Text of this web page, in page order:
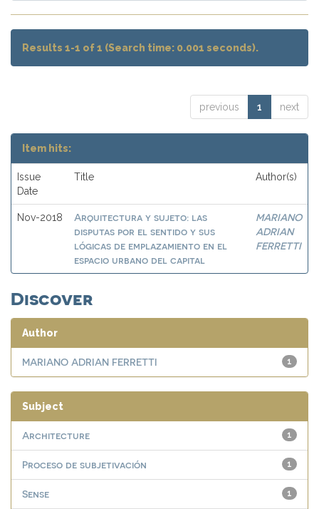
Results 1-1 of 1 (Search time: 0.001 seconds).
previous 1 next
Item hits:
Issue
Date
Title Author(s)
Nov-2018
Arquitectura y sujeto: las
disputas por el sentido y sus
lógicas de emplazamiento en el
espacio urbano del capital
MARIANO
ADRIAN
FERRETTI
Discover
Author
1
MARIANO ADRIAN FERRETTI
Subject
1
Architecture
1
Proceso de subjetivación
1
Sense